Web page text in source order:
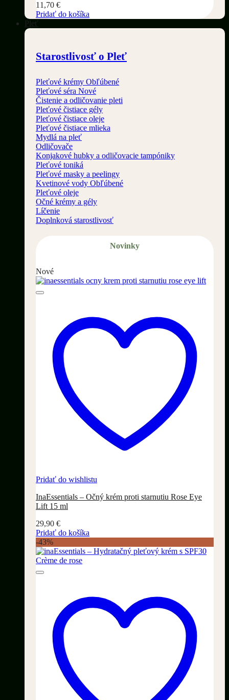
11,70 €
Pridať do košíka
Pleť
Starostlivosť o Pleť
Pleťové krémy
Pleťové séra
Čistenie a odličovanie pleti
Pleťové čistiace gély
Pleťové čistiace oleje
Pleťové čistiace mlieka
Mydlá na pleť
Odličovače
Konjakové hubky a odličovacie tampóniky
Pleťové toniká
Pleťové masky a peelingy
Kvetinové vody
Pleťové oleje
Očné krémy a gély
Líčenie
Doplnková starostlivosť
Novinky
Nové
Pridať do wishlistu
InaEssentials – Očný krém proti starnutiu Rose Eye
Lift 15 ml
29,90 €
Pridať do košíka
-43%